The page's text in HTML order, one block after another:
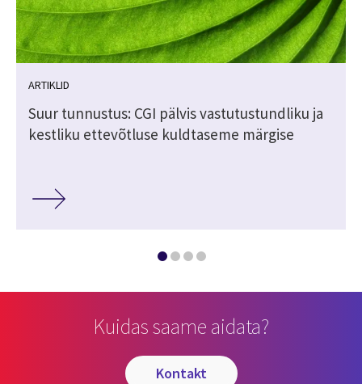
ARTIKLID
Suur tunnustus: CGI pälvis vastutustundliku ja
kestliku ettevõtluse kuldtaseme märgise
Kuidas saame aidata?
kontakt